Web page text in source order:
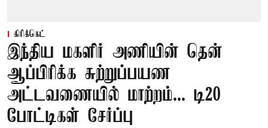
கிரிக்கெட்
இந்திய மகளிர் அணியின் தென்
ஆப்பிரிக்க சுற்றுப்பயண
அட்டவணையில் மாற்றம்... டி20
போட்டிகள் சேர்ப்பு